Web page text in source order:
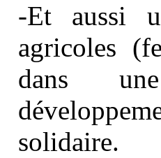
-Et aussi
agricoles
dans
solidaire.